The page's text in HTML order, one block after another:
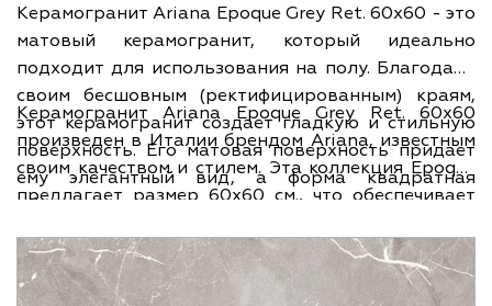
Керамогранит Ariana Epoque Grey Ret. 60x60 - это
матовый керамогранит, который идеально
подходит для использования на полу. Благодаря
своим бесшовным (ректифицированным) краям,
этот керамогранит создает гладкую и стильную
поверхность. Его матовая поверхность придает
ему элегантный вид, а форма квадратная
обеспечивает простоту монтажа и использования.
Фактура под мрамор добавляет шик и роскошь в
любое помещение. Основные цвета этого
керамогранита - серые оттенки, что создает
Керамогранит Ariana Epoque Grey Ret. 60x60
произведен в Италии брендом Ariana, известным
своим качеством и стилем. Эта коллекция Epoque
предлагает размер 60х60 см., что обеспечивает
эффектного и уникального дизайна. Ширина и
длина каждой плитки составляют 60 см., что